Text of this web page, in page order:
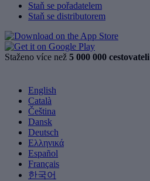
Staň se pořadatelem
Staň se distributorem
Staženo více než 5 000 000 cestovateli
English
Català
Čeština
Dansk
Deutsch
Ελληνικά
Español
Français
한국어